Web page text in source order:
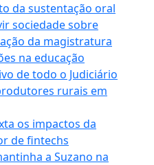
da sustentação oral
sociedade sobre
da magistratura
na educação
de todo o Judiciário
rurais em
os impactos da
de fintechs
a Suzano na